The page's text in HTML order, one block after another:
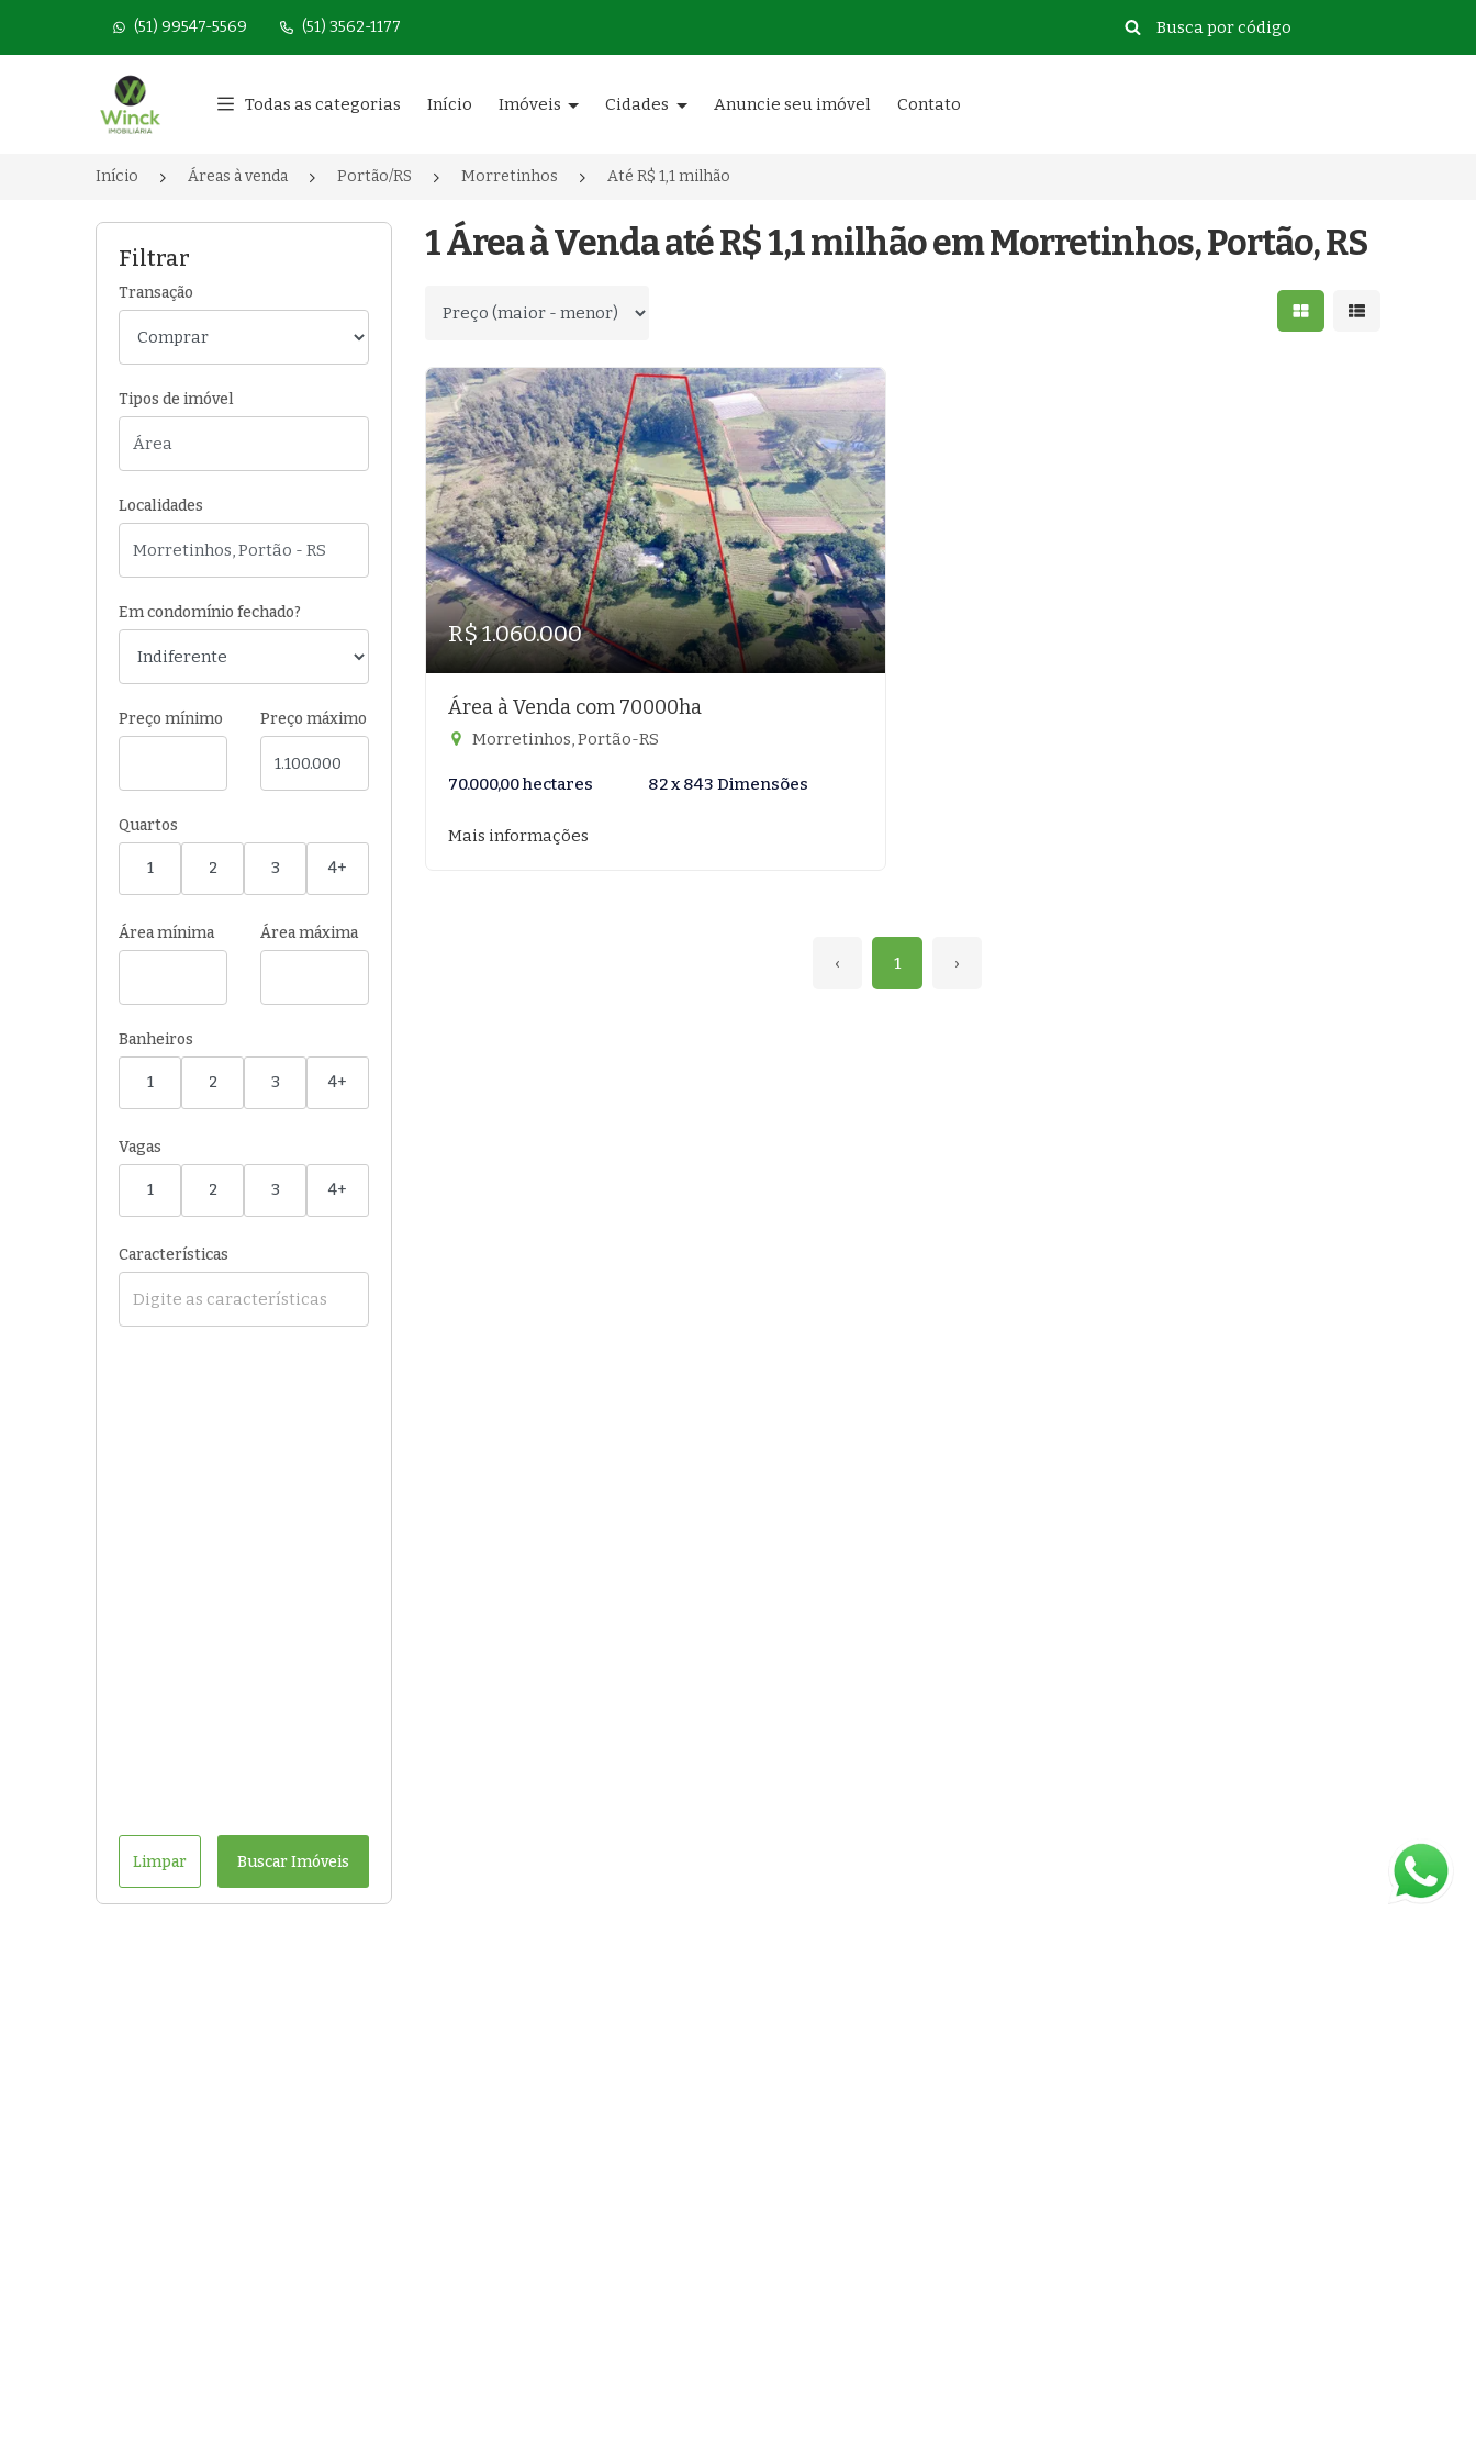
(51) 99547-5569 (51) 3562-1177
Página inicial
Todas as categorias Início Imóveis Cidades Anuncie seu imóvel Contato
Início Áreas à venda Portão/RS Morretinhos Até R$ 1,1 milhão
Filtrar
Transação
Tipos de imóvel
Localidades
Em condomínio fechado?
Preço mínimo Preço máximo
Quartos
1 2 3 4+
Área mínima Área máxima
Banheiros
1 2 3 4+
Vagas
1 2 3 4+
Características
Limpar Buscar Imóveis
1 Área à Venda até R$ 1,1 milhão em Morretinhos, Portão, RS
Ordenar por Mostrar resultados
Mostrar
R$ 1.060.000
Área à Venda com 70000ha
Morretinhos, Portão-RS
70.000,00 hectares 82 x 843 Dimensões
Mais informações
‹ 1 ›